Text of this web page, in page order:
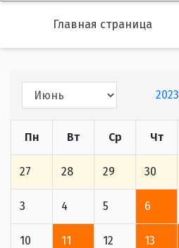
Главная страница
2023
Пн Вт Ср Чт
27 28 29 30
3 4 5 6
10 11 12 13